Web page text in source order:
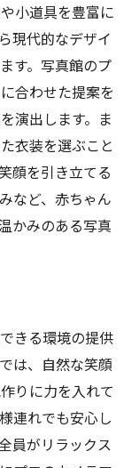
小道具を豊富に
現代的なデザイ
す。写真館のプ
合わせた提案を
演出します。ま
衣装を選ぶこと
顔を引き立てる
など、赤ちゃん
かみのある写真
きる環境の提供
は、自然な笑顔
りに力を入れて
連れでも安心し
員がリラックス